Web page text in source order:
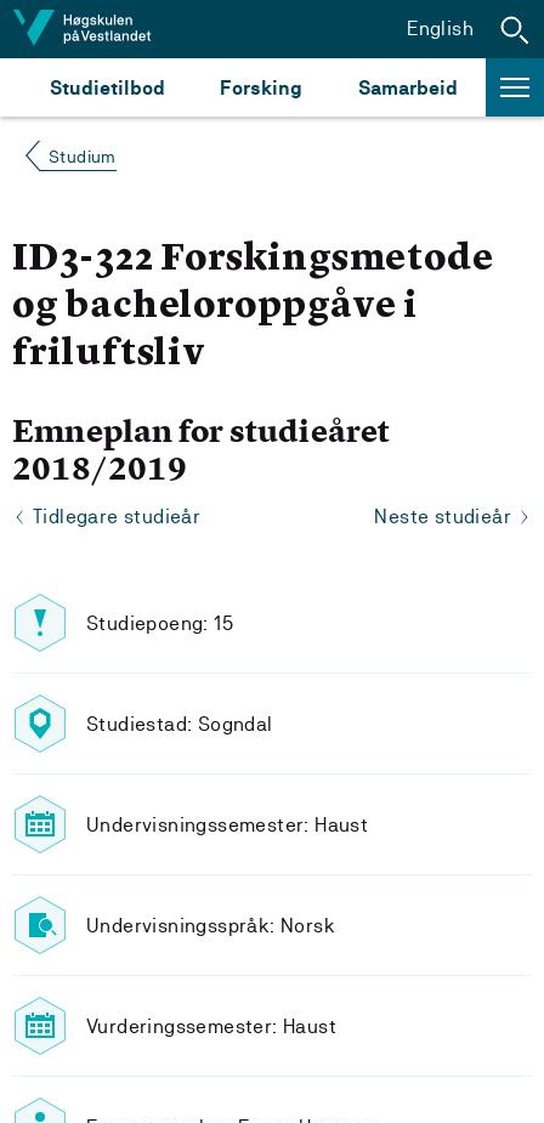
Hopp til innhald
Studietilbod Forsking Samarbeid
English
Studium
ID3-322 Forskingsmetode
og bacheloroppgåve i
friluftsliv
Emneplan for studieåret
2018/2019
Tidlegare studieår Neste studieår
Studiepoeng: 15
Studiestad: Sogndal
Undervisningssemester: Haust
Undervisningsspråk: Norsk
Vurderingssemester: Haust